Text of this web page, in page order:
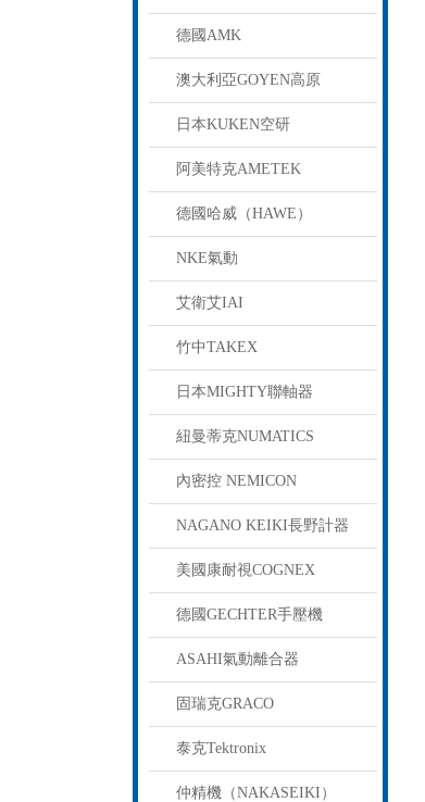
德國AMK
澳大利亞GOYEN高原
日本KUKEN空研
阿美特克AMETEK
德國哈威（HAWE）
NKE氣動
艾衛艾IAI
竹中TAKEX
日本MIGHTY聯軸器
紐曼蒂克NUMATICS
內密控 NEMICON
NAGANO KEIKI長野計器
美國康耐視COGNEX
德國GECHTER手壓機
ASAHI氣動離合器
固瑞克GRACO
泰克Tektronix
仲精機（NAKASEIKI）